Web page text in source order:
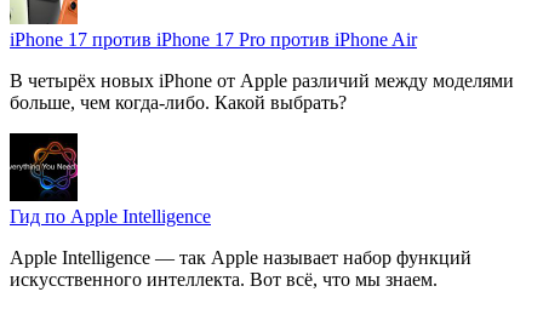
iPhone 17 против iPhone 17 Pro против iPhone Air
В четырёх новых iPhone от Apple различий между моделями
больше, чем когда-либо. Какой выбрать?
Гид по Apple Intelligence
Apple Intelligence — так Apple называет набор функций
искусственного интеллекта. Вот всё, что мы знаем.